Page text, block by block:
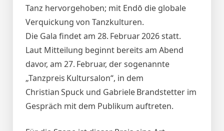
Tanz hervorgehoben; mit Endō die globale
Verquickung von Tanzkulturen.
Die Gala findet am 28. Februar 2026 statt.
Laut Mitteilung beginnt bereits am Abend
davor, am 27. Februar, der sogenannte
„Tanzpreis Kultursalon“, in dem
Christian Spuck und Gabriele Brandstetter im
Gespräch mit dem Publikum auftreten.